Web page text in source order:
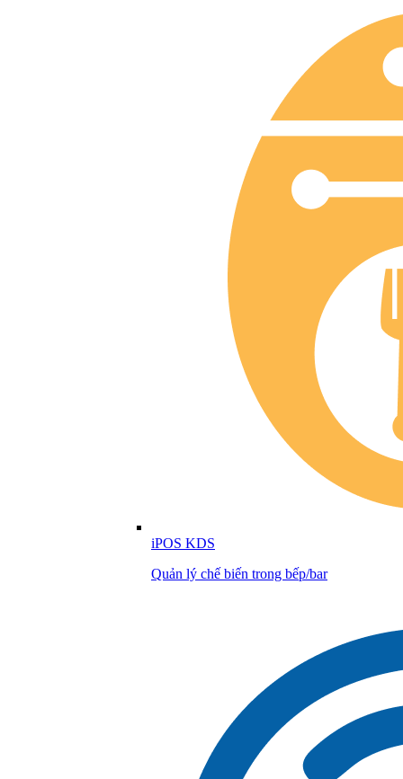
iPOS KDS
Quản lý chế biến trong bếp/bar